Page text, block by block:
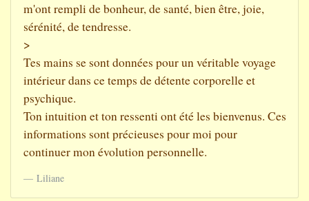
m'ont rempli de bonheur, de santé, bien être, joie,
sérénité, de tendresse.
>
Tes mains se sont données pour un véritable voyage
intérieur dans ce temps de détente corporelle et
psychique.
Ton intuition et ton ressenti ont été les bienvenus. Ces
informations sont précieuses pour moi pour
continuer mon évolution personnelle.
Liliane